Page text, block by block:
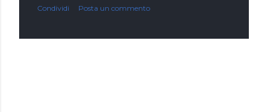
Condividi Posta un commento